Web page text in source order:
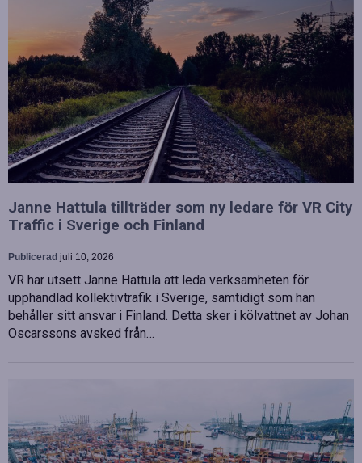
Janne Hattula tillträder som ny ledare för VR City
Traffic i Sverige och Finland
Publicerad juli 10, 2026
VR har utsett Janne Hattula att leda verksamheten för
upphandlad kollektivtrafik i Sverige, samtidigt som han
behåller sitt ansvar i Finland. Detta sker i kölvattnet av Johan
Oscarssons avsked från…